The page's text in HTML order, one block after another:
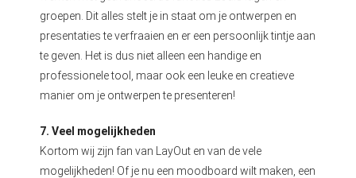
groepen. Dit alles stelt je in staat om je ontwerpen en
presentaties te verfraaien en er een persoonlijk tintje aan
te geven. Het is dus niet alleen een handige en
professionele tool, maar ook een leuke en creatieve
manier om je ontwerpen te presenteren!
7. Veel mogelijkheden
Kortom wij zijn fan van LayOut en van de vele
mogelijkheden! Of je nu een moodboard wilt maken, een